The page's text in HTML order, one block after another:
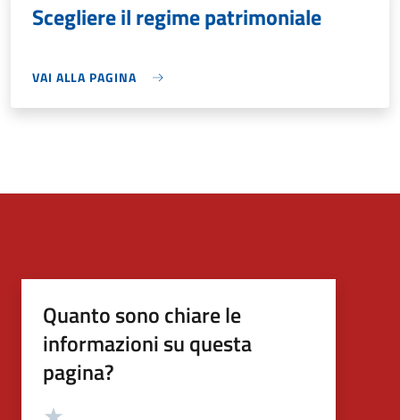
Scegliere il regime patrimoniale
VAI ALLA PAGINA
Quanto sono chiare le
informazioni su questa
pagina?
Valutazione